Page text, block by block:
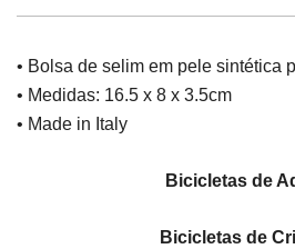
• Bolsa de selim em pele sintética
• Medidas: 16.5 x 8 x 3.5cm
• Made in Italy
Bicicletas de
Bicicletas de